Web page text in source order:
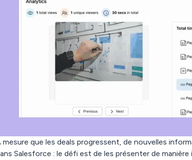
mesure que les deals progressent, de nouvelles
Salesforce : le défi est de les présenter de